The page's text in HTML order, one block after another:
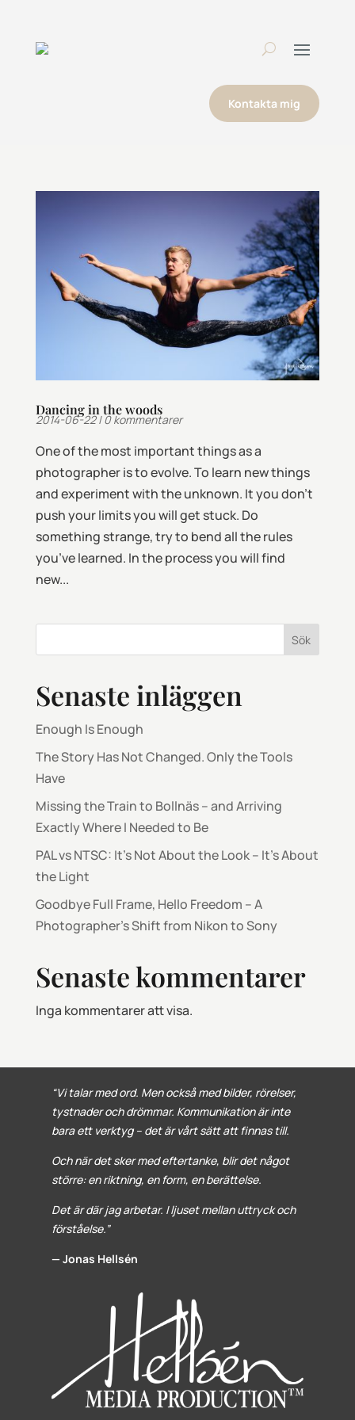
Kontakta mig
Dancing in the woods
2014-06-22|0 kommentarer
One of the most important things as a
photographer is to evolve. To learn new things
and experiment with the unknown. It you don’t
push your limits you will get stuck. Do
something strange, try to bend all the rules
you’ve learned. In the process you will find
new...
Sök
Senaste inläggen
Enough Is Enough
The Story Has Not Changed. Only the Tools
Have
Missing the Train to Bollnäs – and Arriving
Exactly Where I Needed to Be
PAL vs NTSC: It’s Not About the Look – It’s About
the Light
Goodbye Full Frame, Hello Freedom – A
Photographer’s Shift from Nikon to Sony
Senaste kommentarer
Inga kommentarer att visa.
“Vi talar med ord. Men också med bilder, rörelser,
tystnader och drömmar. Kommunikation är inte
bara ett verktyg – det är vårt sätt att finnas till.
Och när det sker med eftertanke, blir det något
större: en riktning, en form, en berättelse.
Det är där jag arbetar. I ljuset mellan uttryck och
förståelse.”
— Jonas Hellsén